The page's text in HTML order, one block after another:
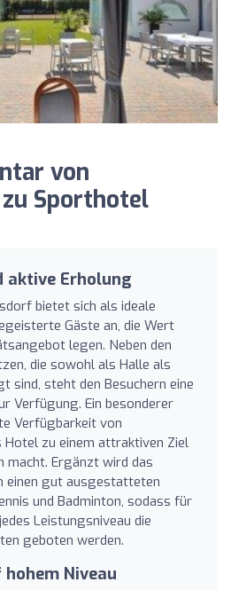
von
Sporthotel
Erholung
bietet sich als ideale
Gäste an, die Wert
legen. Neben den
die sowohl als Halle als
sind, steht den Besuchern eine
Verfügung. Ein besonderer
Verfügbarkeit von
Hotel zu einem attraktiven Ziel
macht. Ergänzt wird das
einen gut ausgestatteten
und Badminton, sodass für
Leistungsniveau die
geboten werden.
Niveau